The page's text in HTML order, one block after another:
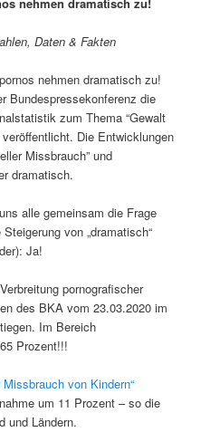
Daten & Fakten
nehmen dramatisch zu!
Bundespressekonferenz die
zum Thema “Gewalt
Die Entwicklungen
Missbrauch” und
dramatisch.
alle gemeinsam die Frage
von „dramatisch“
Ja!
pornografischer
des BKA vom 23.03.2020 im
Im Bereich
Prozent!!!
Missbrauch von Kindern“
um 11 Prozent – so die
und Ländern.